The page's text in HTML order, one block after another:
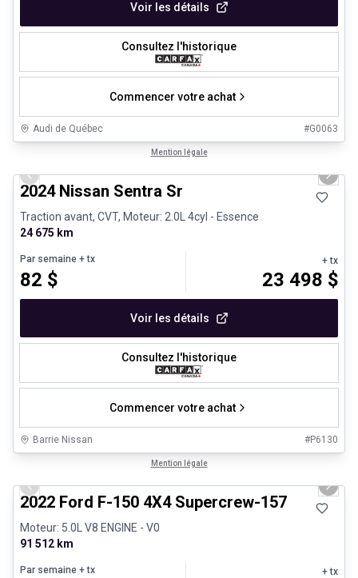
Voir les détails
Consultez l'historique
Commencer votre achat
Audi de Québec #G0063
Mention légale
Véhicules d'occasion certifiés
Previous slide Next
2024 Nissan Sentra Sr
Traction avant, CVT, Moteur: 2.0L 4cyl - Essence
24 675 km
Par semaine + tx
82 $
+ tx
23 498 $
Voir les détails
Consultez l'historique
Commencer votre achat
Barrie Nissan #P6130
Mention légale
Previous slide Next
2022 Ford F-150 4X4 Supercrew-157
Moteur: 5.0L V8 ENGINE - V0
91 512 km
Par semaine + tx + tx